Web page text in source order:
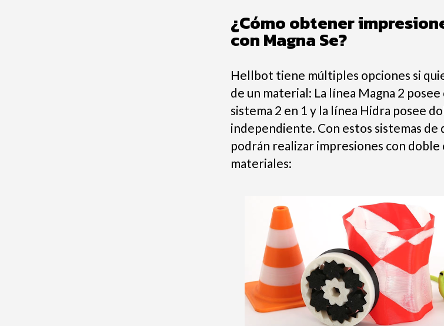
¿Cómo obtener
con Magna Se?
Hellbot tiene múltiples opciones si
de un material: La línea Magna 2
sistema 2 en 1 y la línea Hidra posee
independiente. Con estos sistemas de
podrán realizar impresiones con
materiales: